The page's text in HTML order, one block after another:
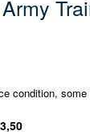
condition,